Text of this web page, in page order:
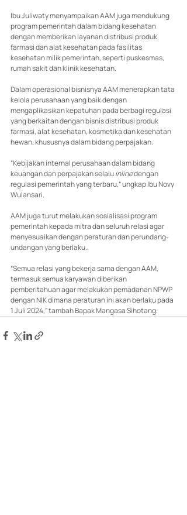
Ibu Juliwaty menyampaikan AAM juga mendukung
program pemerintah dalam bidang kesehatan
dengan memberikan layanan distribusi produk
farmasi dan alat kesehatan pada fasilitas
kesehatan milik pemerintah, seperti puskesmas,
rumah sakit dan klinik kesehatan.
Dalam operasional bisnisnya AAM menerapkan tata
kelola perusahaan yang baik dengan
mengaplikasikan kepatuhan pada berbagi regulasi
yang berkaitan dengan bisnis distribusi produk
farmasi, alat kesehatan, kosmetika dan kesehatan
hewan, khususnya dalam bidang perpajakan.
“Kebijakan internal perusahaan dalam bidang
keuangan dan perpajakan selalu inline dengan
regulasi pemerintah yang terbaru,” ungkap Ibu Novy
Wulansari.
AAM juga turut melakukan sosialisasi program
pemerintah kepada mitra dan seluruh relasi agar
menyesuaikan dengan peraturan dan perundang-
undangan yang berlaku.
“Semua relasi yang bekerja sama dengan AAM,
termasuk semua karyawan diberikan
pemberitahuan agar melakukan pemadanan NPWP
dengan NIK dimana peraturan ini akan berlaku pada
1 Juli 2024,” tambah Bapak Mangasa Sihotang.